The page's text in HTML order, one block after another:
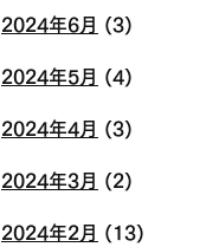
2024年6月 (3)
2024年5月 (4)
2024年4月 (3)
2024年3月 (2)
2024年2月 (13)